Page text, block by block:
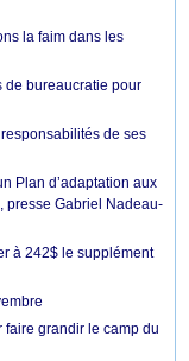
la faim dans les
de bureaucratie pour
de ses
Plan d’adaptation aux
presse Gabriel Nadeau-
à 242$ le supplément
grandir le camp du